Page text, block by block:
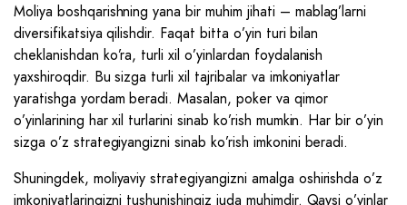
Moliya boshqarishning yana bir muhim jihati – mablag’larni
diversifikatsiya qilishdir. Faqat bitta o’yin turi bilan
cheklanishdan ko’ra, turli xil o’yinlardan foydalanish
yaxshiroqdir. Bu sizga turli xil tajribalar va imkoniyatlar
yaratishga yordam beradi. Masalan, poker va qimor
o’yinlarining har xil turlarini sinab ko’rish mumkin. Har bir o’yin
sizga o’z strategiyangizni sinab ko’rish imkonini beradi.
Shuningdek, moliyaviy strategiyangizni amalga oshirishda o’z
imkoniyatlaringizni tushunishingiz juda muhimdir. Qaysi o’yinlar